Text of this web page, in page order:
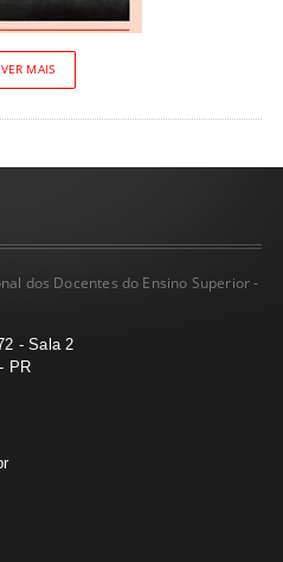
VER MAIS
dos Docentes do Ensino Superior -
- Sala 2
PR